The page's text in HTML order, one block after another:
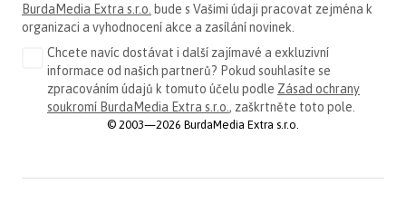
BurdaMedia Extra s.r.o. bude s Vašimi údaji pracovat zejména k
organizaci a vyhodnocení akce a zasílání novinek.
Chcete navíc dostávat i další zajímavé a exkluzivní
informace od našich partnerů? Pokud souhlasíte se
zpracováním údajů k tomuto účelu podle Zásad ochrany
soukromí BurdaMedia Extra s.r.o. , zaškrtněte toto pole.
© 2003—2026 BurdaMedia Extra s.r.o.